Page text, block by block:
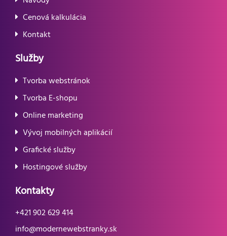
Cenová kalkulácia
Kontakt
Služby
Tvorba webstránok
Tvorba E-shopu
Online marketing
Vývoj mobilných aplikácií
Grafické služby
Hostingové služby
Kontakty
+421 902 629 414
info@modernewebstranky.sk